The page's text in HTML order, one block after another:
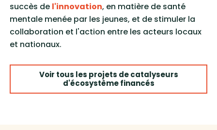
succès de l'innovation, en matière de santé
mentale menée par les jeunes, et de stimuler la
collaboration et l'action entre les acteurs locaux
et nationaux.
Voir tous les projets de catalyseurs
d'écosystème financés